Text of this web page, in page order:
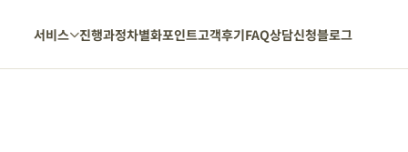
서비스 진행과정차별화포인트고객후기FAQ상담신청블로그